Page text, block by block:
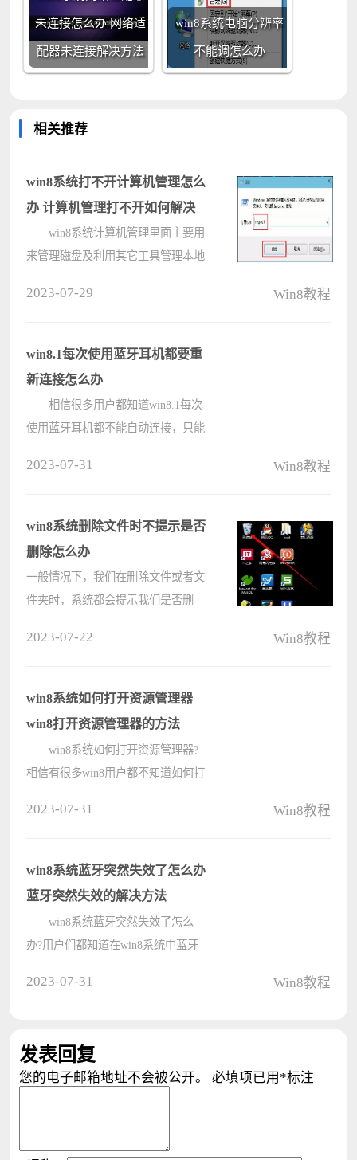
未连接怎么办 网络适
配器未连接解决方法
win8系统电脑分辨率
不能调怎么办
相关推荐
win8系统打不开计算机管理怎么
办 计算机管理打不开如何解决
win8系统计算机管理里面主要用
来管理磁盘及利用其它工具管理本地
管理，那么遇到这种情况如何解决
呢?现????
2023-07-29 Win8教程
win8.1每次使用蓝牙耳机都要重
新连接怎么办
相信很多用户都知道win8.1每次
使用蓝牙耳机都不能自动连接，只能
使用蓝牙耳机都要重新连接的解决方
法。????
2023-07-31 Win8教程
win8系统删除文件时不提示是否
删除怎么办
一般情况下，我们在删除文件或者文
件夹时，系统都会提示我们是否删
除，这对用户造成了一些影响，那
win????
2023-07-22 Win8教程
win8系统如何打开资源管理器
win8打开资源管理器的方法
win8系统如何打开资源管理器?
相信有很多win8用户都不知道如何打
资源管理器的方法，供大家参考。
????
2023-07-31 Win8教程
win8系统蓝牙突然失效了怎么办
蓝牙突然失效的解决方法
win8系统蓝牙突然失效了怎么
办?用户们都知道在win8系统中蓝牙
介绍wi????
2023-07-31 Win8教程
发表回复
您的电子邮箱地址不会被公开。 必填项已用 *标注